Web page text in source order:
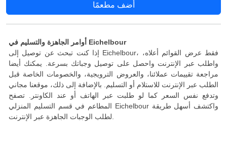
أضف مطعمًا
أوامر الجاهزة والتسليم في Eichelbour
إذا كنت تبحث عن توصيل إلى Eichelbour، فقط عرض القوائم أعلاه،
واطلب عبر الإنترنت واحصل على توصيل وجباتك بسرعة. يمكنك أيضا
مراجعة تقييمات عملائنا، والعروض الترويجية، والخصومات الخاصة قبل
الطلب عبر الإنترنت للاستلام أو التسليم. بالإضافة إلى ذلك، موقعنا مجاني
وتدفع نفس السعر كما لو طلبت عبر الهاتف أو عند الكاونتر. تصفح
المطاعم في قسم التسليم المنزلي Eichelbour واكتشف أسهل طريقة